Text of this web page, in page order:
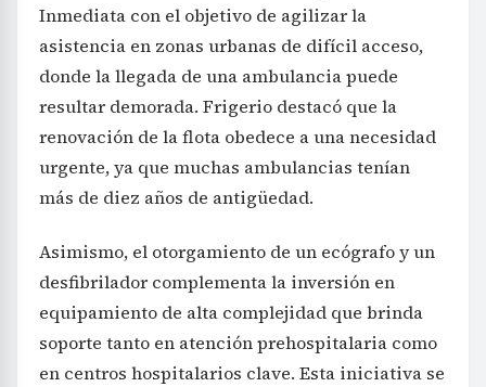
Inmediata con el objetivo de agilizar la
asistencia en zonas urbanas de difícil acceso,
donde la llegada de una ambulancia puede
resultar demorada. Frigerio destacó que la
renovación de la flota obedece a una necesidad
urgente, ya que muchas ambulancias tenían
más de diez años de antigüedad.
Asimismo, el otorgamiento de un ecógrafo y un
desfibrilador complementa la inversión en
equipamiento de alta complejidad que brinda
soporte tanto en atención prehospitalaria como
en centros hospitalarios clave. Esta iniciativa se